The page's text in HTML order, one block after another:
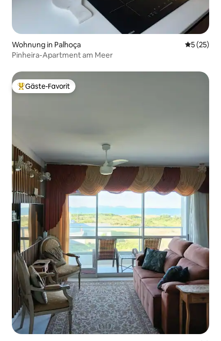
Wohnung in Palhoça
5 (25)
Pinheira-Apartment am Meer
Beliebter Gäste-Favorit.
Gäste-Favorit